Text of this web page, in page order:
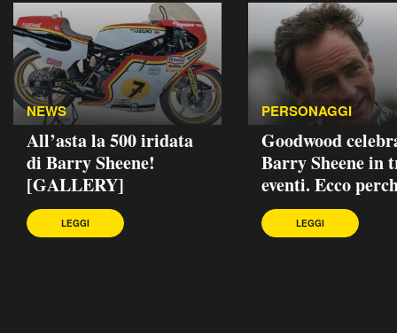
NEWS
All’asta la 500 iridata
di Barry Sheene!
[GALLERY]
LEGGI
PERSONAGGI
Goodwood
Barry Sheene in
eventi. Ecco
LEGGI